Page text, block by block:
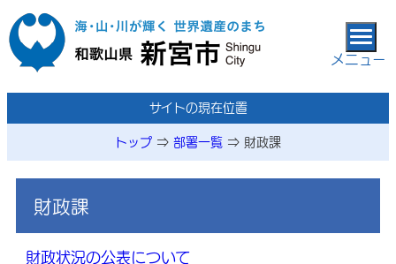
本文へ移動
メニュー
サイトの現在位置
トップ ⇒ 部署一覧 ⇒ 財政課
財政課
財政状況の公表について